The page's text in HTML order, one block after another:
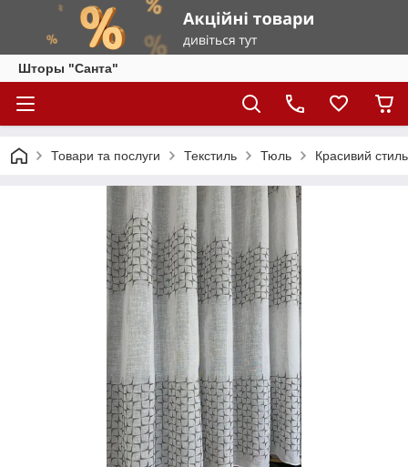
Шторы "Санта"
Товари та послуги Текстиль Тюль Красивий